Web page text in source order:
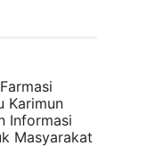
Karimun
Informasi
Masyarakat